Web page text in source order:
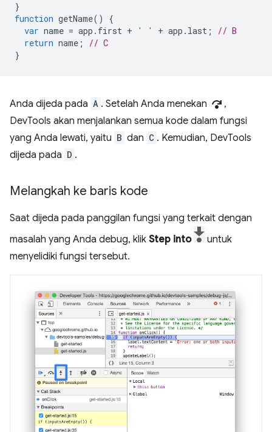
}
function getName()
{
var name = app . first + ' ' + app . last ;
// B
return name ;
// C
}
Anda dijeda pada A . Setelah Anda menekan step_over ,
DevTools akan menjalankan semua kode dalam fungsi
yang Anda lewati, yaitu B dan C . Kemudian, DevTools
dijeda pada D .
Melangkah ke baris kode
Saat dijeda pada panggilan fungsi yang terkait dengan
masalah yang Anda debug, klik Step into
untuk
menyelidiki fungsi tersebut.